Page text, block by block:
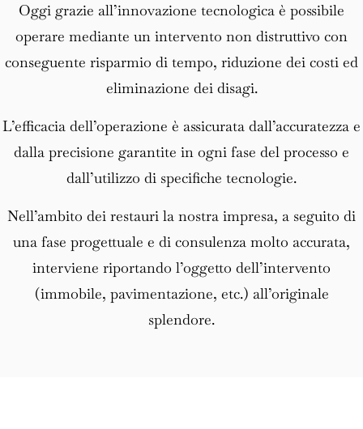
Oggi grazie all’innovazione tecnologica è possibile
operare mediante un intervento non distruttivo con
conseguente risparmio di tempo, riduzione dei costi ed
eliminazione dei disagi.
L’efficacia dell’operazione è assicurata dall’accuratezza e
dalla precisione garantite in ogni fase del processo e
dall’utilizzo di specifiche tecnologie.
Nell’ambito dei restauri la nostra impresa, a seguito di
una fase progettuale e di consulenza molto accurata,
interviene riportando l’oggetto dell’intervento
(immobile, pavimentazione, etc.) all’originale
splendore.